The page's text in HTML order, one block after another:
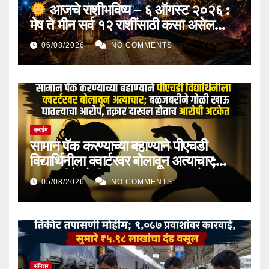
आजचे राशीभविष्य – ६ ऑगस्ट २०२६ :
मेष ते मीन सर्व १२ राशींसाठी कसा असेल
आजचा दिवस? जाणून घ्या करिअर, व्यवसाय,
आर्थिक स्थिती, कौटुंबिक जीवन आणि भाग्याचे
संपूर्ण भविष्य!
06/08/2026 NO COMMENTS
क्राईम
सामान पॅक करण्याच्या बहाण्याने पीएचडी
विद्यार्थिनीला क्वार्टरवर बोलावून अत्याचार;
बळजबरीने गोळी खाऊ घातल्याचा आरोप,
तक्रार दाखल होताच आरोपी अटकेत
05/08/2026 NO COMMENTS
संमिश्र